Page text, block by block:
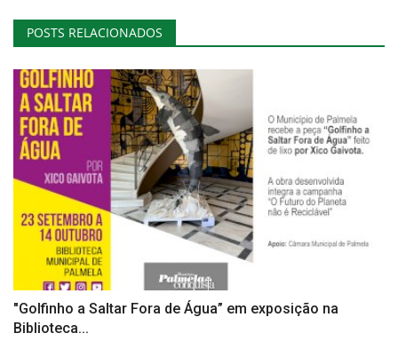
POSTS RELACIONADOS
"Golfinho a Saltar Fora de Água” em exposição na
Biblioteca...